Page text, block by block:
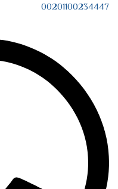
00201100234447